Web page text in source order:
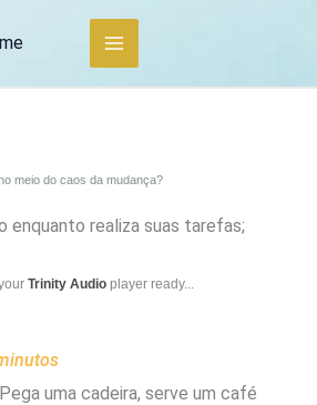
meio do caos da mudança?
enquanto realiza suas tarefas;
Trinity Audio player ready...
uma cadeira, serve um café